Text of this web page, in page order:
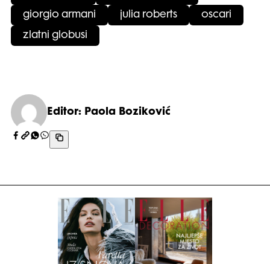
giorgio armani julia roberts oscari
zlatni globusi
Editor: Paola Boziković